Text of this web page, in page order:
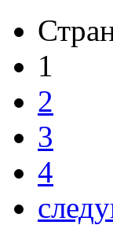
1
2
3
4